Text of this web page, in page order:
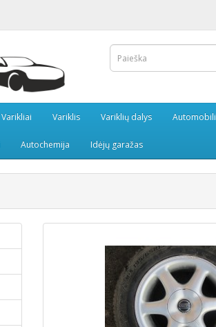
Varikliai Variklis Variklių dalys
Autochemija Idėjų garažas